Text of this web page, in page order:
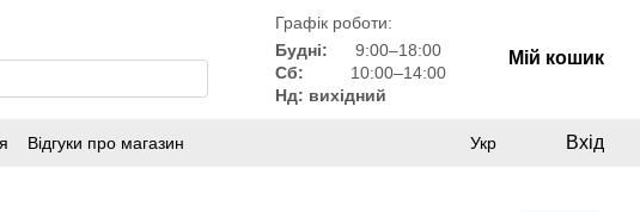
Графік роботи:
Будні:
9:00–18:00
Сб:
10:00–14:00
Нд: вихідний
Мій кошик
Відгуки про магазин Укр Вхід